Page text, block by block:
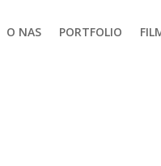
O NAS PORTFOLIO